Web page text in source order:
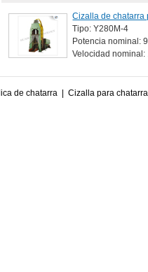
Cizalla de chatarra
Tipo: Y280M-4
Potencia nominal:
Velocidad nominal:
de chatarra Cizalla para chatarra